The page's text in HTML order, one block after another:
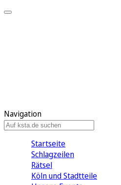
Navigation
Startseite
Schlagzeilen
Rätsel
Köln und Stadtteile